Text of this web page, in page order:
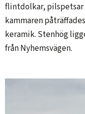
flintdolkar, pilspetsar
kammaren
keramik. Stenhög
från Nyhemsvägen.